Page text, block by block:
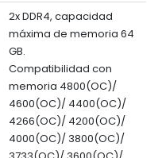
2x DDR4, capacidad
máxima de memoria 64
GB.
Compatibilidad con
memoria 4800(OC)/
4600(OC)/ 4400(OC)/
4266(OC)/ 4200(OC)/
4000(OC)/ 3800(OC)/